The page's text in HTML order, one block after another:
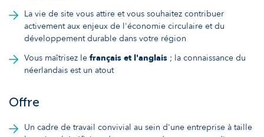
La vie de site vous attire et vous souhaitez contribuer
activement aux enjeux de l'économie circulaire et du
développement durable dans votre région
Vous maîtrisez lefrançais et l'anglais ; la connaissance du
néerlandais est un atout
Offre
Un cadre de travail convivial au sein d'une entreprise à taille